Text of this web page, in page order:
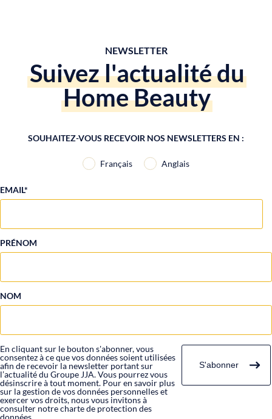
NEWSLETTER
Suivez l'actualité du
Home Beauty
SOUHAITEZ-VOUS RECEVOIR NOS NEWSLETTERS EN :
Français Anglais
EMAIL*
PRÉNOM
NOM
En cliquant sur le bouton s'abonner, vous
consentez à ce que vos données soient utilisées
afin de recevoir la newsletter portant sur
l’actualité du Groupe JJA. Vous pourrez vous
désinscrire à tout moment. Pour en savoir plus
sur la gestion de vos données personnelles et
exercer vos droits, nous vous invitons à
consulter notre charte de protection des
données